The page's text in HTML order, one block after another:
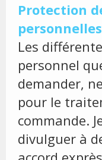
Protection
personnelles
Les
personnel
demander,
pour le
commande.
divulguer à